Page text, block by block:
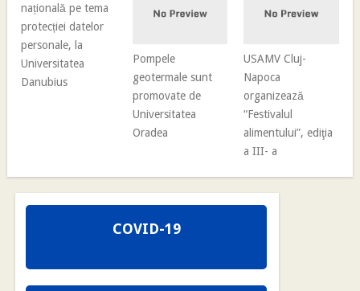
națională pe tema
protecției datelor
personale, la
Universitatea
Danubius
Pompele
geotermale sunt
promovate de
Universitatea
Oradea
USAMV Cluj-
Napoca
organizează
“Festivalul
alimentului”, ediţia
a III- a
COVID-19